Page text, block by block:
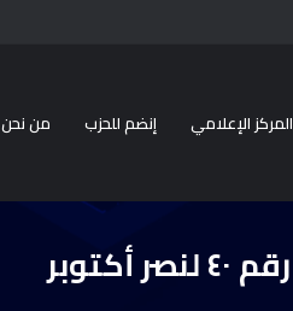
المركز الإعلامي إنضم للحزب من نحن
الرئيس السيسي يشهد الندوة التثقيفية رقم ٤٠ لنصر أكتوبر